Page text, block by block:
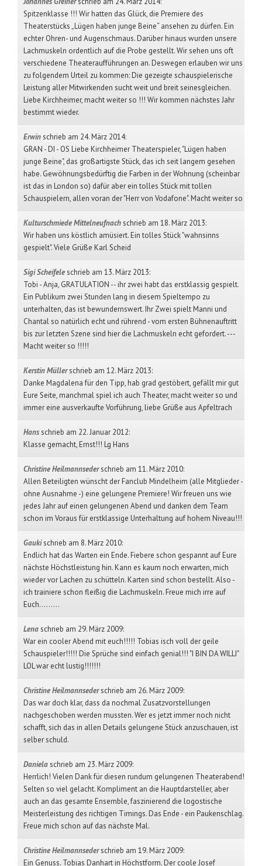
Spitzenklasse !!! Wir hatten das Glück, die Premiere des
Theaterstücks „Lügen haben junge Beine“ ansehen zu dürfen. Ein
echter Ohren- und Augenschmaus. Darüber hinaus wurden unsere
Lachmuskeln ordentlich auf die Probe gestellt. Wir sehen uns oft
verschiedene Theateraufführungen an. Deswegen erlauben wir uns
zu folgendem Urteil zu kommen: Die gezeigte schauspielerische
Leistung aller Mitwirkenden sucht weit und breit seinesgleichen.
Liebe Kirchheimer, macht weiter so !!! Wir kommen nächstes Jahr
bestimmt wieder.
Erwinschrieb am 24. März 2014:
GRAN - DI - OS Liebe Kirchheimer Theaterspieler, "Lügen haben
junge Beine", das großartigste Stück, das ich seit langem gesehen
habe. Gewöhnungsbedürftig die Farben in der Wohnung (scheinbar
ist das in London so) dafür aber ein tolles Stück mit tollen
Schauspielern, allen voran der "Herr von Vodafone". Macht weiter so
Kulturschmiede Mittelneufnachschrieb am 18. März 2013:
Wir haben uns köstlich amüsiert. Ein tolles Stück "wahnsinns
gespielt". Viele Grüße Karl Scheid
Sigi Scheifeleschrieb am 13. März 2013:
Tobi - Anja, GRATULATION -- ihr zwei habt das erstklassig gespielt.
Ein Publikum zwei Stunden lang in diesem Spieltempo zu
unterhalten, das ist bewundernswert. Ihr Zwei spielt Manni und
Chantal so natürlich echt und rührend - vom ersten Bühnenauftritt
bis zur letzten Szene sind hier die Lachmuskeln echt gefordert. ---
Macht weiter so !!!!!
Kerstin Müllerschrieb am 12. März 2013:
Danke Magdalena für den Tipp, hab grad gestöbert, gefällt mir gut
Eure Seite, manchmal spiel ich auch Theater, macht weiter so und
immer eine ausverkaufte Vorführung, liebe Grüße aus Apfeltrach
Hansschrieb am 22. Januar 2012:
Klasse gemacht, Ernst!!! Lg Hans
Christine Heilmannsederschrieb am 11. März 2010:
Allen Beteiligten wünscht der Fanclub Mindelheim (alle Mitglieder -
ohne Ausnahme -) eine gelungene Premiere! Wir freuen uns wie
jedes Jahr auf einen gelungenen Abend und danken dem Team
schon im Voraus für erstklassige Unterhaltung auf hohem Niveau!!!
Gaukischrieb am 8. März 2010:
Endlich hat das Warten ein Ende. Fiebere schon gespannt auf Eure
nächste Höchstleistung hin. Kann es kaum noch erwarten, mich
wieder vor Lachen zu schütteln. Karten sind schon bestellt. Also -
ich trainiere schon fleißig die Lachmuskeln. Freue mich irre auf
Euch.........
Lenaschrieb am 29. März 2009:
War ein cooler Abend mit euch!!!!! Tobias isch voll der geile
Schauspieler!!!!! Die Sprüche sind einfach genial!!! "I BIN DA WILLI"
LOL war echt lustig!!!!!!!
Christine Heilmannsederschrieb am 26. März 2009:
Das war doch klar, dass da nochmal Zusatzvorstellungen
nachgeschoben werden mussten. Wer es jetzt immer noch nicht
schafft, sich das in allen Details gelungene Stück anzuschauen, ist
selber schuld.
Danielaschrieb am 23. März 2009:
Herrlich! Vielen Dank für diesen rundum gelungenen Theaterabend!
Selten so viel gelacht. Kompliment an die Hauptdarsteller, aber
auch an das gesamte Ensemble, faszinierend die logostische
Meisterleistung des richtigen Timings. Das Ende - ein Paukenschlag.
Freue mich schon auf das nächste Mal.
Christine Heilmannsederschrieb am 19. März 2009:
Ein Genuss. Tobias Danhart in Höchstform. Der coole Josef